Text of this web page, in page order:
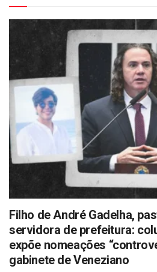
Filho de André Gadelha,
servidora de prefeitura:
expõe nomeações
gabinete de Veneziano